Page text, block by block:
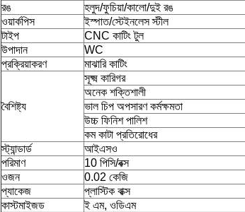
রঙ
হলুদ/ফুচিয়া/কালো/দুই রঙ
ওয়ার্কপিস
ইস্পাত/স্টেইনলেস স্টীল
টাইপ
CNC কাটিং টুল
উপাদান
WC
প্রক্রিয়াকরণ
মাঝারি কাটিং
বৈশিষ্ট্য
সূক্ষ্ম কারিগর
অনেক শক্তিশালী
ভাল চিপ অপসারণ কর্মক্ষমতা
উচ্চ ফিনিশ পালিশ
কম কাটা প্রতিরোধের
স্ট্যান্ডার্ড
আইএসও
পরিমাণ
10 পিসি/বক্স
ওজন
0.02 কেজি
প্যাকেজ
প্লাস্টিক বাক্স
কাস্টমাইজড
ই এম, ওডিএম